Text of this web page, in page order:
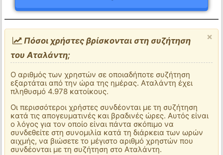
×
Πόσοι χρήστες βρίσκονται στη συζήτηση
του Αταλάντη;
Ο αριθμός των χρηστών σε οποιαδήποτε συζήτηση
εξαρτάται από την ώρα της ημέρας. Αταλάντη έχει
πληθυσμό 4.978 κατοίκους.
Οι περισσότεροι χρήστες συνδέονται με τη συζήτηση
κατά τις απογευματινές και βραδινές ώρες. Αυτός είναι
ο λόγος για τον οποίο είναι πάντα σκόπιμο να
συνδεθείτε στη συνομιλία κατά τη διάρκεια των ωρών
αιχμής, να βιώσετε το μέγιστο αριθμό χρηστών που
συνδέονται με τη συζήτηση στο Αταλάντη.